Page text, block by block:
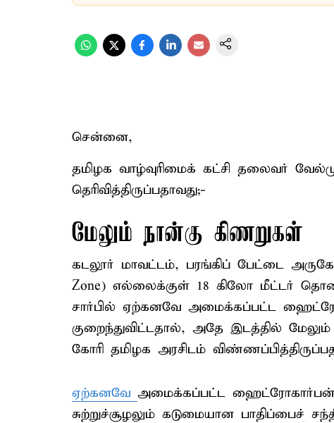
சென்னை,
தமிழக வாழ்வுரிமைக் கட்சி தலைவர்
தெரிவித்திருப்பதாவது;-
மேலும் நான்கு கிணறுகள்
கடலூர் மாவட்டம், பரங்கிப் பேட்டை அருகே
Zone) எல்லைக்குள் 18 கிலோ மீட்டர்
சார்பில் ஏற்கனவே அமைக்கப்பட்ட
குறைந்துவிட்டதால், அதே இடத்தில்
கோரி தமிழக அரசிடம்
ஏற்கனவே அமைக்கப்பட்ட ஹைட்ரோகார்பன்
சுற்றுச்சூழலும் கடுமையான பாதிப்பைச்